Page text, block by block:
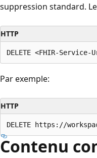
suppression standard.
HTTP
Par exemple:
HTTP
Contenu